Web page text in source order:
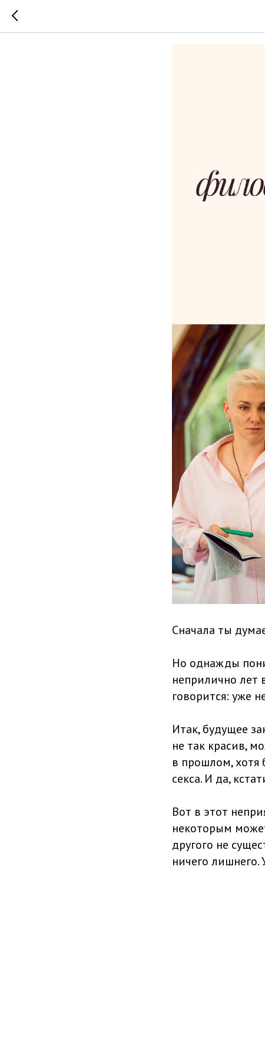
Сначала ты
Но однажды
неприлично
говорится: уже
Итак, будущее
не так красив,
в прошлом, хотя
секса. И да,
Вот в этот
некоторым
другого не
ничего лишнего.